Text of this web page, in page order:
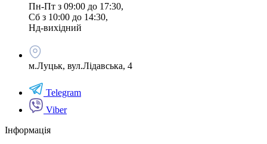
Пн-Пт з 09:00 до 17:30,
Сб з 10:00 до 14:30,
Нд-вихідний
м.Луцьк, вул.Лідавська, 4
Telegram
Viber
Інформація